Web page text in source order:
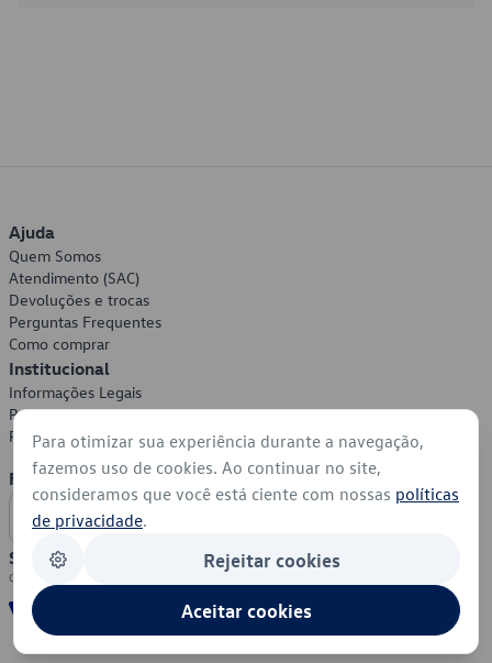
Ajuda
Quem Somos
Atendimento (SAC)
Devoluções e trocas
Perguntas Frequentes
Como comprar
Institucional
Informações Legais
Política de Privacidade
Política de Cookies
Formas de Pagamento
Segurança
Para otimizar sua experiência durante a navegação,
fazemos uso de cookies. Ao continuar no site,
consideramos que você está ciente com nossas políticas
de privacidade.
Rejeitar cookies
Aceitar cookies